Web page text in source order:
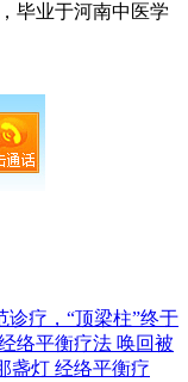
毕业于河南中医学
诊疗，“顶梁柱”终于
络平衡疗法 唤回被
经络平衡疗